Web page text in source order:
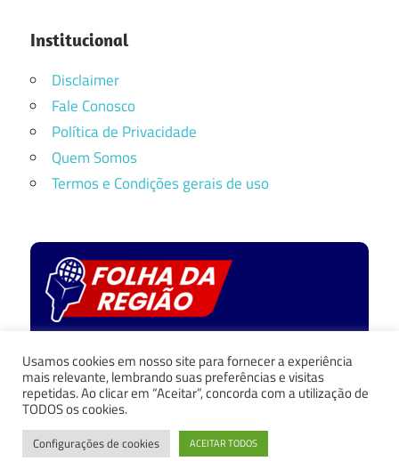
Institucional
Disclaimer
Fale Conosco
Política de Privacidade
Quem Somos
Termos e Condições gerais de uso
Fale Conosco
Quem Somos
Termos e Condições
Usamos cookies em nosso site para fornecer a experiência
mais relevante, lembrando suas preferências e visitas
repetidas. Ao clicar em “Aceitar”, concorda com a utilização de
TODOS os cookies.
Configurações de cookies ACEITAR TODOS